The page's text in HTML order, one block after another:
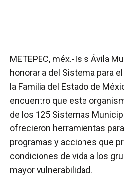
METEPEC, méx.-Isis Ávila
honoraria del Sistema para
la Familia del Estado de
encuentro que este
de los 125 Sistemas
ofrecieron herramientas
programas y acciones que
condiciones de vida a los
mayor vulnerabilidad.